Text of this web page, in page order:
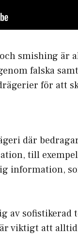
smishing är
falska
för att
där
till
information,
av
viktigt att